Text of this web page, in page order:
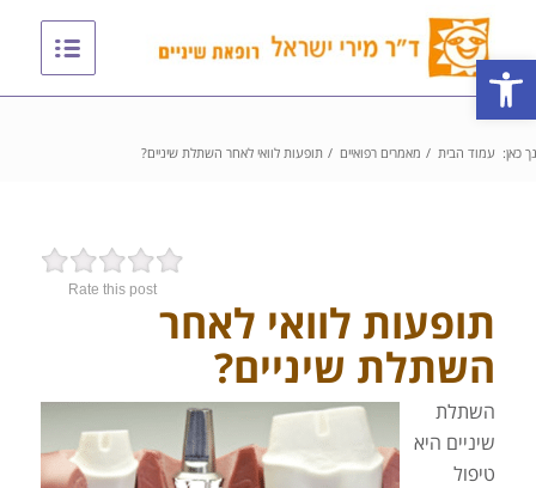
פתח סרגל נגישות
כאן: עמוד הבית / מאמרים רפואיים / תופעות לוואי לאחר השתלת שיניים?
Rate this post
תופעות לוואי לאחר
השתלת שיניים?
השתלת
שיניים היא
טיפול